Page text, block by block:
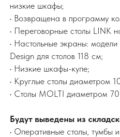
низкие шкафы;
• Возвращена в программу
• Переговорные столы LINK
• Настольные экраны:
Design для столов 118 см;
• Низкие шкафы-купе;
• Круглые столы диаметром
• Столы MOLTI диаметром
Будут выведены из
• Оперативные столы, тумбы